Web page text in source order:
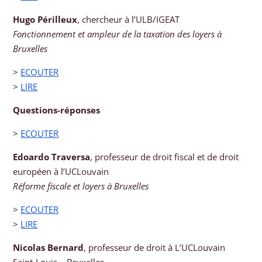
Hugo Périlleux, chercheur à l’ULB/IGEAT
Fonctionnement et ampleur de la taxation des loyers à
Bruxelles
> ECOUTER
> LIRE
Questions-réponses
> ECOUTER
Edoardo Traversa, professeur de droit fiscal et de droit
européen à l’UCLouvain
Réforme fiscale et loyers à Bruxelles
> ECOUTER
> LIRE
Nicolas Bernard, professeur de droit à L’UCLouvain